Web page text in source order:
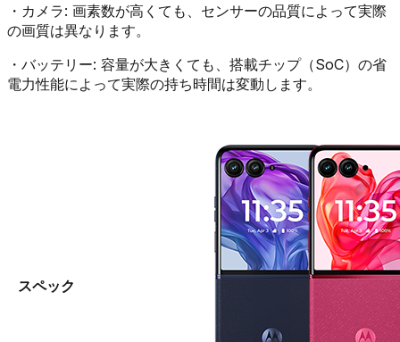
・ カメラ: 画素数が高くても、センサーの品質によって実際
の画質は異なります。
・ バッテリー: 容量が大きくても、搭載チップ（SoC）の省
電力性能によって実際の持ち時間は変動します。
スペック